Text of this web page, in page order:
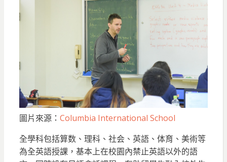
圖片來源： Columbia International School
全學科包括算数、理科、社会、英語、体育、美術等
為全英語授課，基本上在校園內禁止英語以外的語